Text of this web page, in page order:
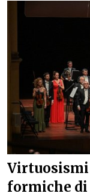
Virtuosismi
formiche